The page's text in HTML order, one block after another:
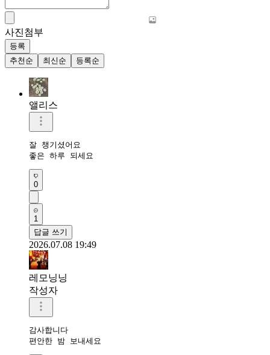
사진첨부
등록
추천순
최신순 등록순
앨리스
잘 챙기셨어요
좋은 하루 되세요
0
1
답글 쓰기
2026.07.08 19:49
레모닝닝
작성자
감사합니다
편안한 밤 보내세요